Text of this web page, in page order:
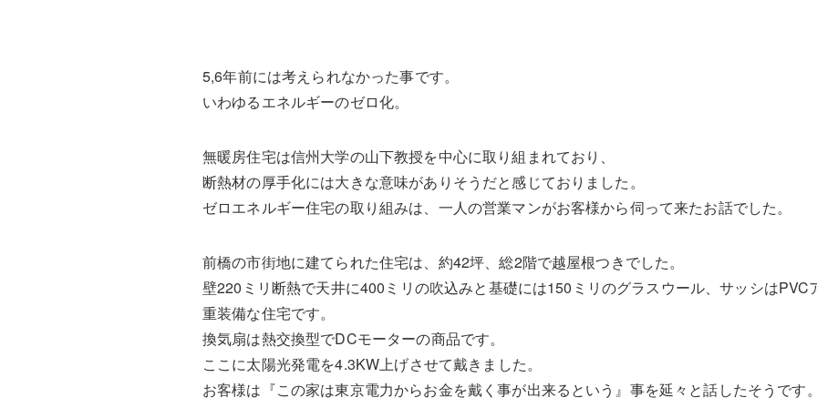
5,6年前には考えられなかった事です。
いわゆるエネルギーのゼロ化。
無暖房住宅は信州大学の山下教授を中心に取り組まれており、
断熱材の厚手化には大きな意味がありそうだと感じておりました。
ゼロエネルギー住宅の取り組みは、一人の営業マンがお客様から伺って来たお話でした。
前橋の市街地に建てられた住宅は、約42坪、総2階で越屋根つきでした。
壁220ミリ断熱で天井に400ミリの吹込みと基礎には150ミリのグラスウール、サッシはPVC
重装備な住宅です。
換気扇は熱交換型でDCモーターの商品です。
ここに太陽光発電を4.3KW上げさせて戴きました。
お客様は『この家は東京電力からお金を戴く事が出来るという』事を延々と話したそうです。